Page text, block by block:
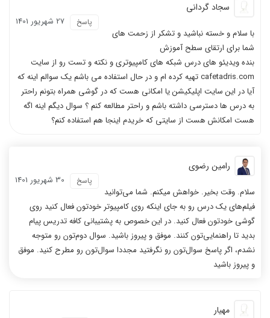
سجاد گردانی
27 شهریور 1401 پاسخ
با سلام و خسته نباشید و تشکر از زحمت های
شما برای ارتقای سطح آموزش
بنده ویدیئو های درس شبکه های کامپیوتری و نکته و تست رو از سایت
cafetadris.com تهیه کرده ام و در حال استفاده می باشم یک سوالم اینه که
آیا در این سایت اپلیکیشن یا امکانی هست که در گوشی همراه بتونم راحتر
به درس ها دسترسی داشته باشم و راحتر مطالعه کنم ؟ سوال دیگم اینه اگه
هست امکانش هست از سایتی که خریدم اینجا هم استفاده کنم؟
رامین رضوی
30 شهریور 1401 پاسخ
سلام. وقت بخیر. خواهش میکنم. شما می‌توانید
فیلم‌های یک درس رو به جای اینکه روی کامپیوتر خودتون فعال کنید روی
گوشی خودتون فعال کنید. در این خصوص به پشتیبانی کافه تدریس پیام
بدید تا راهنمایی‌تون کنند. موفق و پیروز باشید. سوال دوم‌تون رو متوجه
نشدم، اگر پاسخ سوال‌تون رو نگرفتید مجددا سوال‌تون رو مطرح کنید. موفق
و پیروز باشید
مهیار